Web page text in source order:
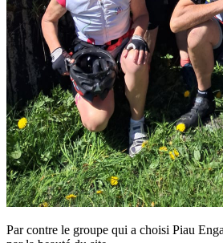
Par contre le groupe qui a choisi Piau